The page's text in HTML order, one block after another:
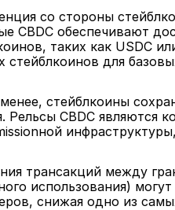
со стороны
CBDC обеспечивают
таких как USDC
стейблкоинов для
стейблкоины
Рельсы CBDC являются
трансакций между
использования)
снижая одно из